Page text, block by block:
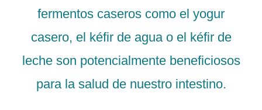
fermentos caseros como el yogur
casero, el kéfir de agua o el kéfir de
leche son potencialmente beneficiosos
para la salud de nuestro intestino.